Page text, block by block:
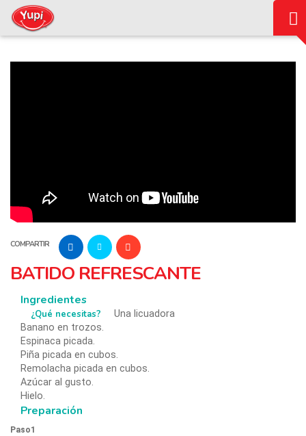
COMPARTIR
BATIDO REFRESCANTE
Ingredientes
¿Qué necesitas?
Una licuadora
Banano en trozos.
Espinaca picada.
Piña picada en cubos.
Remolacha picada en cubos.
Azúcar al gusto.
Hielo.
Preparación
Paso1